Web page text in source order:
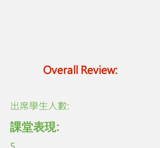
Overall Review:
​出席學生人數:
課堂表現: